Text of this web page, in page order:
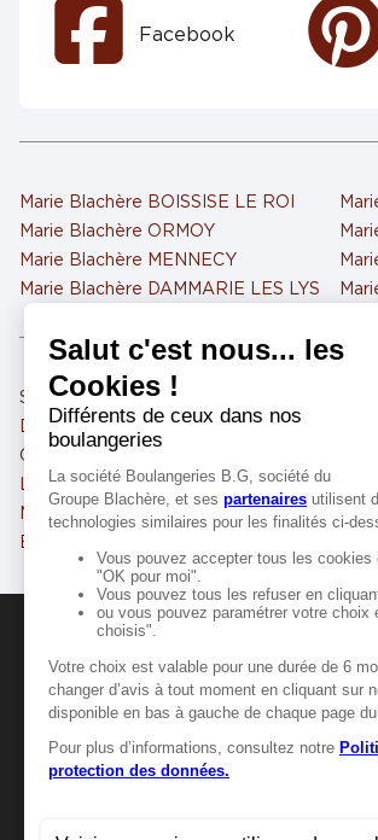
Facebook
Marie Blachère BOISSISE LE ROI
Marie Blachère ORMOY
Marie Blachère MENNECY
Marie Blachère DAMMARIE LES LYS
Savigny-le-Temple
Dammarie-les-Lys
Corbeil-Essonnes
Le Mée-sur-Seine
Melun
Évry-Courcouronnes
MANGER-
Manger-Bouger.fr